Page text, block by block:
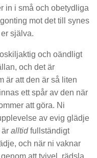
in i små och obetydliga
mot det till synes
själva.
och oändligt
och det är
är att den är så liten
ett spår av den när
att göra. Ni
av evig glädje
är alltidfullständigt
och när ni vaknar
att tvivel, rädsla,